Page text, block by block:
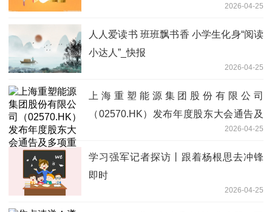
2026-04-25
人人爱读书 班班飘书香 小学生化身“阅读
小达人”_快报
2026-04-25
上海重塑能源集团股份有限公司
（02570.HK）发布年度股东大会通告及
2026-04-25
学习强军记者探访丨跟着杨根思去冲锋
即时
2026-04-25